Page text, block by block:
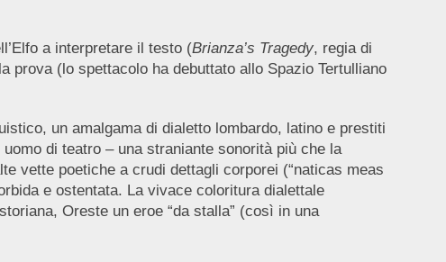
a interpretare il testo (Brianza’s Tragedy, regia di
prova (lo spettacolo ha debuttato allo Spazio Tertulliano
un amalgama di dialetto lombardo, latino e prestiti
di teatro – una straniante sonorità più che la
vette poetiche a crudi dettagli corporei (“naticas meas
e ostentata. La vivace coloritura dialettale
Oreste un eroe “da stalla” (così in una